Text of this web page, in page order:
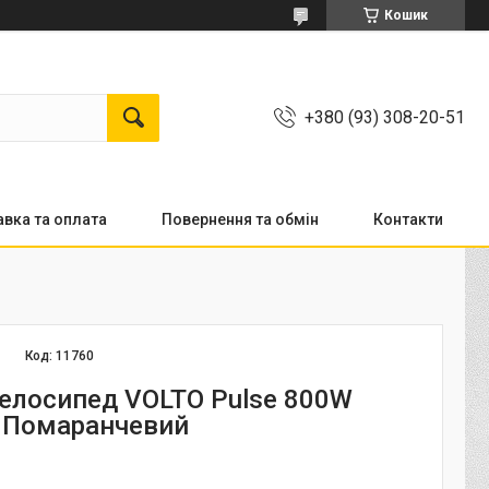
Кошик
+380 (93) 308-20-51
та оплата Повернення та обмін Контакти
Код:11760
VOLTO Pulse 800W